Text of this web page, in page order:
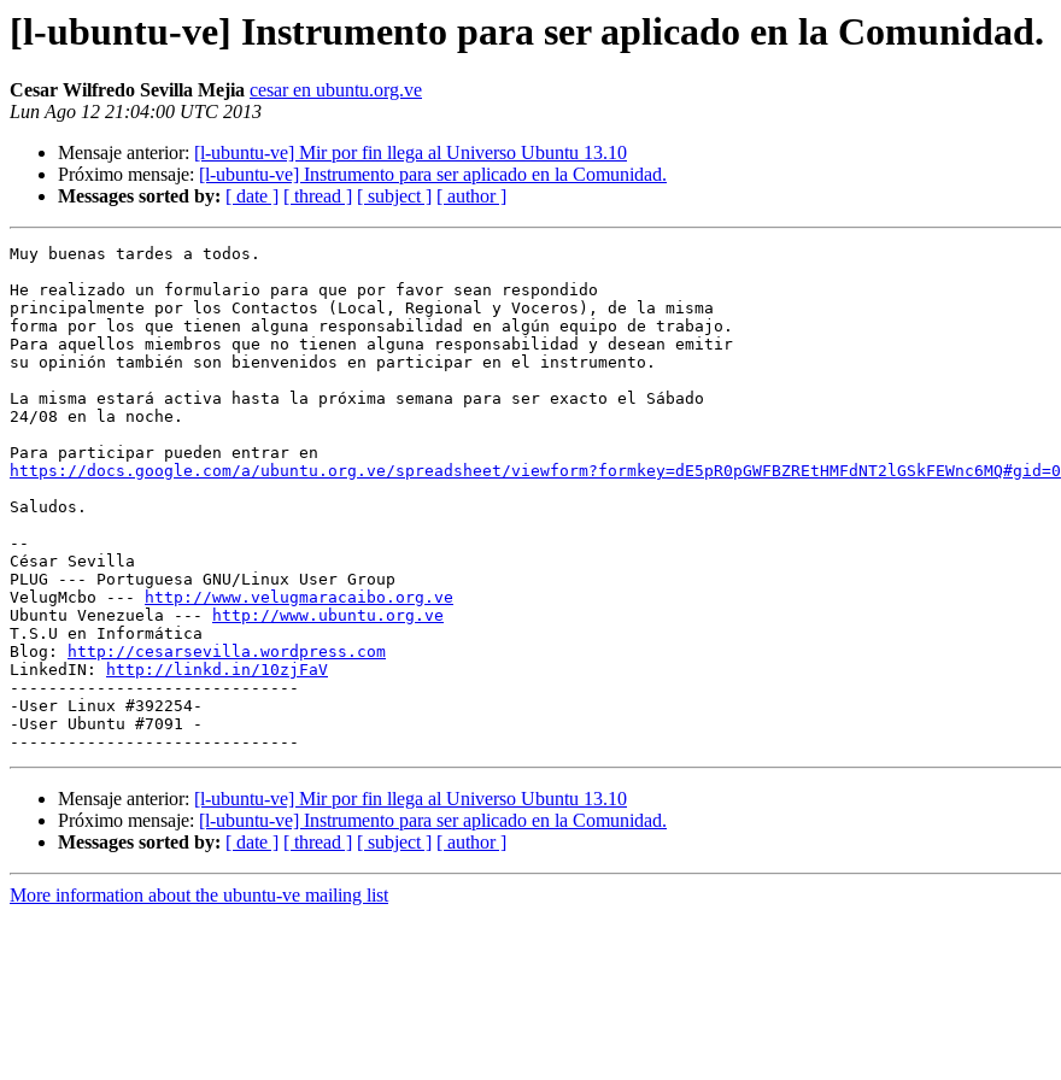
[l-ubuntu-ve] Instrumento para ser aplicado en la Comunidad.
Cesar Wilfredo Sevilla Mejia cesar en ubuntu.org.ve
Lun Ago 12 21:04:00 UTC 2013
Mensaje anterior: [l-ubuntu-ve] Mir por fin llega al Universo Ubuntu 13.10
Próximo mensaje: [l-ubuntu-ve] Instrumento para ser aplicado en la Comunidad.
Messages sorted by: [ date ] [ thread ] [ subject ] [ author ]
Muy buenas tardes a todos.
He realizado un formulario para que por favor sean respondido
principalmente por los Contactos (Local, Regional y Voceros), de la misma
forma por los que tienen alguna responsabilidad en algún equipo de trabajo.
Para aquellos miembros que no tienen alguna responsabilidad y desean emitir
su opinión también son bienvenidos en participar en el instrumento.
La misma estará activa hasta la próxima semana para ser exacto el Sábado
24/08 en la noche.
https://docs.google.com/a/ubuntu.org.ve/spreadsheet/viewform?formkey=dE5pR0pGWFBZREtHMFdNT2lGSkFEWnc6MQ#gid=0
Saludos.
--
César Sevilla
PLUG --- Portuguesa GNU/Linux User Group
VelugMcbo ---
http://www.velugmaracaibo.org.ve
Ubuntu Venezuela ---
http://www.ubuntu.org.ve
T.S.U en Informática
Blog:
http://cesarsevilla.wordpress.com
LinkedIN:
http://linkd.in/10zjFaV
------------------------------
-User Linux #392254-
-User Ubuntu #7091 -
Mensaje anterior: [l-ubuntu-ve] Mir por fin llega al Universo Ubuntu 13.10
Próximo mensaje: [l-ubuntu-ve] Instrumento para ser aplicado en la Comunidad.
Messages sorted by: [ date ] [ thread ] [ subject ] [ author ]
More information about the ubuntu-ve mailing list